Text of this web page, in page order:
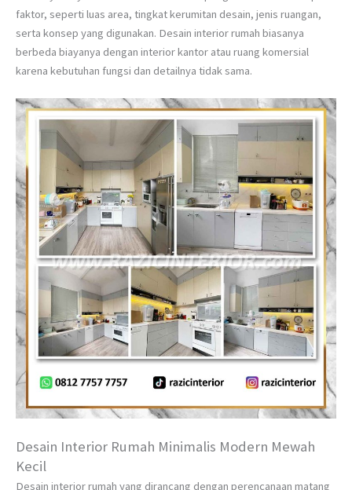
faktor, seperti luas area, tingkat kerumitan desain, jenis ruangan,
serta konsep yang digunakan. Desain interior rumah biasanya
berbeda biayanya dengan interior kantor atau ruang komersial
karena kebutuhan fungsi dan detailnya tidak sama.
Desain Interior Rumah Minimalis Modern Mewah
Kecil
Desain interior rumah yang dirancang dengan perencanaan matang